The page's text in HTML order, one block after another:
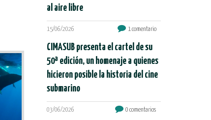
al aire libre
15/06/2026 1 comentario
CIMASUB presenta el cartel de su
50ª edición, un homenaje a quienes
hicieron posible la historia del cine
submarino
03/06/2026 0 comentarios